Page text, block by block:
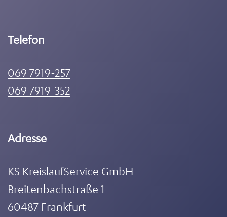
Telefon
069 7919-257
069 7919-352
Adresse
KS KreislaufService GmbH
Breitenbachstraße 1
60487 Frankfurt